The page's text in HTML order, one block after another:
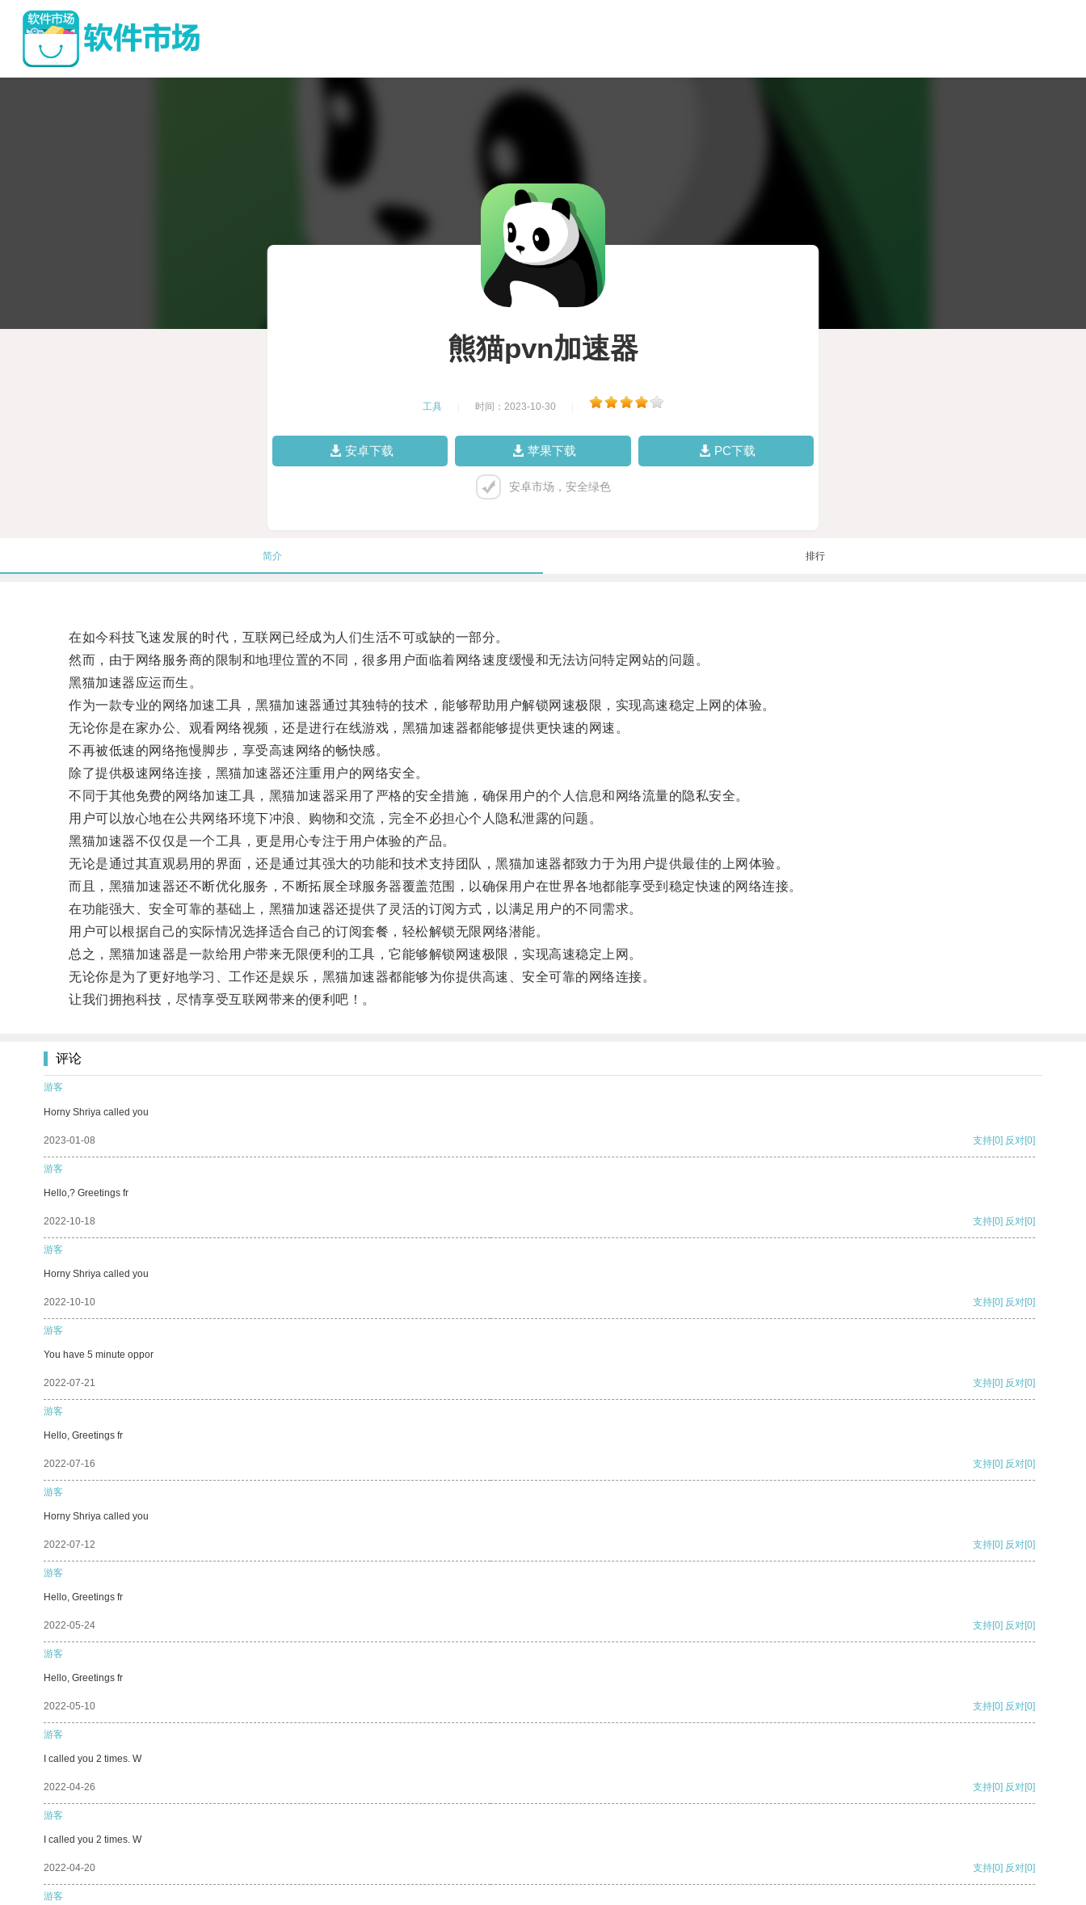
熊猫pvn加速器
工具 时间：2023-10-30
安卓下载 苹果下载 PC下载
安卓市场，安全绿色
简介 排行
在如今科技飞速发展的时代，互联网已经成为人们生活不可或缺的一部分。
然而，由于网络服务商的限制和地理位置的不同，很多用户面临着网络速度缓慢和无法访问特定网站的问题。
黑猫加速器应运而生。
作为一款专业的网络加速工具，黑猫加速器通过其独特的技术，能够帮助用户解锁网速极限，实现高速稳定上网的体验。
无论你是在家办公、观看网络视频，还是进行在线游戏，黑猫加速器都能够提供更快速的网速。
不再被低速的网络拖慢脚步，享受高速网络的畅快感。
除了提供极速网络连接，黑猫加速器还注重用户的网络安全。
不同于其他免费的网络加速工具，黑猫加速器采用了严格的安全措施，确保用户的个人信息和网络流量的隐私安全。
用户可以放心地在公共网络环境下冲浪、购物和交流，完全不必担心个人隐私泄露的问题。
黑猫加速器不仅仅是一个工具，更是用心专注于用户体验的产品。
无论是通过其直观易用的界面，还是通过其强大的功能和技术支持团队，黑猫加速器都致力于为用户提供最佳的上网体验。
而且，黑猫加速器还不断优化服务，不断拓展全球服务器覆盖范围，以确保用户在世界各地都能享受到稳定快速的网络连接。
在功能强大、安全可靠的基础上，黑猫加速器还提供了灵活的订阅方式，以满足用户的不同需求。
用户可以根据自己的实际情况选择适合自己的订阅套餐，轻松解锁无限网络潜能。
总之，黑猫加速器是一款给用户带来无限便利的工具，它能够解锁网速极限，实现高速稳定上网。
无论你是为了更好地学习、工作还是娱乐，黑猫加速器都能够为你提供高速、安全可靠的网络连接。
让我们拥抱科技，尽情享受互联网带来的便利吧！。
评论
游客
Horny Shriya called you
2023-01-08 支持[0] 反对[0]
游客
Hello,? Greetings fr
2022-10-18 支持[0] 反对[0]
游客
Horny Shriya called you
2022-10-10 支持[0] 反对[0]
游客
You have 5 minute oppor
2022-07-21 支持[0] 反对[0]
游客
Hello, Greetings fr
2022-07-16 支持[0] 反对[0]
游客
Horny Shriya called you
2022-07-12 支持[0] 反对[0]
游客
Hello, Greetings fr
2022-05-24 支持[0] 反对[0]
游客
Hello, Greetings fr
2022-05-10 支持[0] 反对[0]
游客
I called you 2 times. W
2022-04-26 支持[0] 反对[0]
游客
I called you 2 times. W
2022-04-20 支持[0] 反对[0]
游客